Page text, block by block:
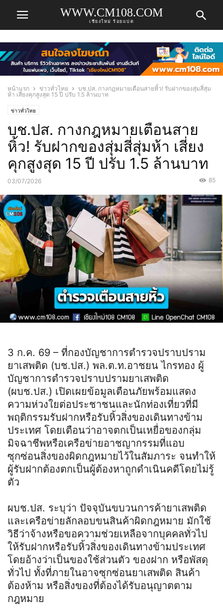
WWW.CM108.COM
เชียงใหม่ ร้อยแปด
หน้าแรก ข่าวทั่วไทย
บช.ปส. กางกฎหมายเตือนสายหิ้ว! รับฝากของสุ่มสี่สุ่ม
ห้า เสี่ยงคุกสูงสุด 15 ปี ปรับ 1.5 ล้านบาท
ข่าวทั่วไทย
บช.ปส. กางกฎหมายเตือนสาย
หิ้ว! รับฝากของสุ่มสี่สุ่มห้า เสี่ยง
คุกสูงสุด 15 ปี ปรับ 1.5 ล้านบาท
03/07/2026 85
3 ก.ค. 69 – ที่กองบัญชาการตำรวจปราบปราม
ยาเสพติด (บช.ปส.) พล.ต.ท.อาชยน ไกรทอง ผู้
บัญชาการตำรวจปราบปรามยาเสพติด
(ผบช.ปส.) เปิดเผยข้อมูลเตือนภัยพร้อมแสดง
ความห่วงใยต่อประชาชนและนักท่องเที่ยวที่มี
พฤติกรรมรับฝากหรือรับหิ้วสิ่งของเดินทางข้าม
ประเทศ โดยเตือนว่าอาจตกเป็นเหยื่อของกลุ่ม
มิจฉาชีพหรือเครือข่ายอาชญากรรมที่แอบ
ซุกซ่อนสิ่งของผิดกฎหมายไว้ในสัมภาระ จนทำให้
ผู้รับฝากต้องตกเป็นผู้ต้องหาถูกดำเนินคดีโดยไม่รู้
ตัว
ผบช.ปส. ระบุว่า ปัจจุบันขบวนการค้ายาเสพติด
และเครือข่ายลักลอบขนสินค้าผิดกฎหมาย มักใช้
วิธีว่าจ้างหรือขอความช่วยเหลือจากบุคคลทั่วไป
ให้รับฝากหรือรับหิ้วสิ่งของเดินทางข้ามประเทศ
โดยอ้างว่าเป็นของใช้ส่วนตัว ของฝาก หรือพัสดุ
ทั่วไป ทั้งที่ภายในอาจซุกซ่อนยาเสพติด สินค้า
ต้องห้าม หรือสิ่งของที่ต้องได้รับอนุญาตตาม
กฎหมาย